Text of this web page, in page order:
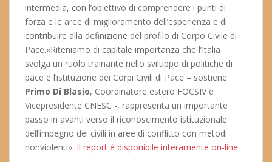
intermedia, con l’obiettivo di comprendere i punti di
forza e le aree di miglioramento dell’esperienza e di
contribuire alla definizione del profilo di Corpo Civile di
Pace.«Riteniamo di capitale importanza che l’Italia
svolga un ruolo trainante nello sviluppo di politiche di
pace e l’istituzione dei Corpi Civili di Pace – sostiene
Primo Di Blasio, Coordinatore estero FOCSIV e
Vicepresidente CNESC -, rappresenta un importante
passo in avanti verso il riconoscimento istituzionale
dell’impegno dei civili in aree di conflitto con metodi
nonviolenti». Il report è disponibile interamente on-line.